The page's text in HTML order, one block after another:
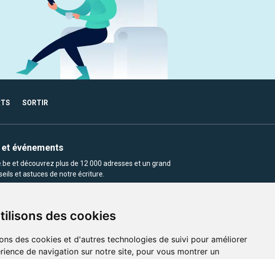
des cookies
des cookies et d'autres technologies de suivi pour améliorer
de navigation sur notre site, pour vous montrer un
SORTIR
événements
et découvrez plus de 12 000 adresses et un grand
et astuces de notre écriture.
Le contenu et les images utilisés sur ce site